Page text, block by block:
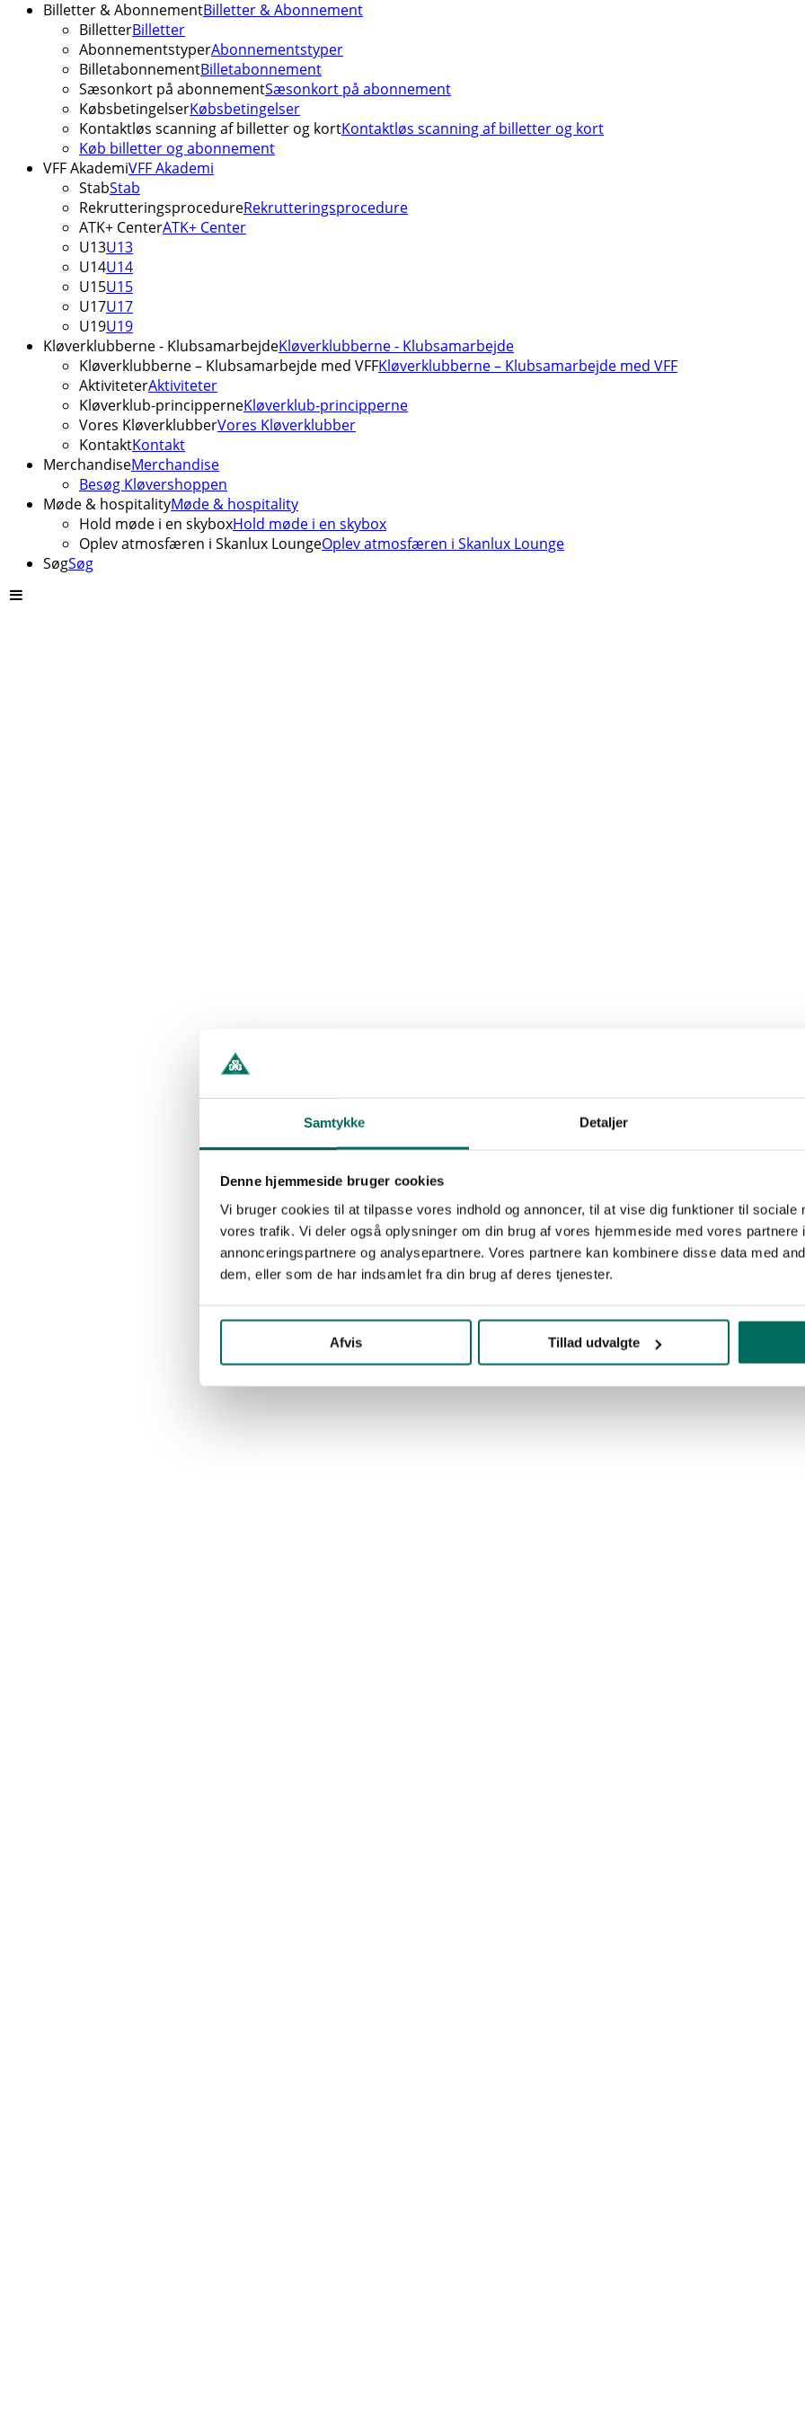
Samtykke Detaljer
Denne hjemmeside bruger cookies
Vi bruger cookies til at tilpasse vores indhold og annoncer, til at vise dig funktioner til sociale
vores trafik. Vi deler også oplysninger om din brug af vores hjemmeside med vores partnere
annonceringspartnere og analysepartnere. Vores partnere kan kombinere disse data med
dem, eller som de har indsamlet fra din brug af deres tjenester.
Afvis Tillad udvalgte
Billetter & AbonnementBilletter & Abonnement
BilletterBilletter
AbonnementstyperAbonnementstyper
BilletabonnementBilletabonnement
Sæsonkort på abonnementSæsonkort på abonnement
KøbsbetingelserKøbsbetingelser
Kontaktløs scanning af billetter og kortKontaktløs scanning af billetter og kort
Køb billetter og abonnement
VFF AkademiVFF Akademi
StabStab
RekrutteringsprocedureRekrutteringsprocedure
ATK+ CenterATK+ Center
U13U13
U14U14
U15U15
U17U17
U19U19
Kløverklubberne - KlubsamarbejdeKløverklubberne - Klubsamarbejde
Kløverklubberne – Klubsamarbejde med VFFKløverklubberne – Klubsamarbejde med VFF
AktiviteterAktiviteter
Kløverklub-principperneKløverklub-principperne
Vores KløverklubberVores Kløverklubber
KontaktKontakt
MerchandiseMerchandise
Besøg Kløvershoppen
Møde & hospitalityMøde & hospitality
Hold møde i en skyboxHold møde i en skybox
Oplev atmosfæren i Skanlux LoungeOplev atmosfæren i Skanlux Lounge
SøgSøg